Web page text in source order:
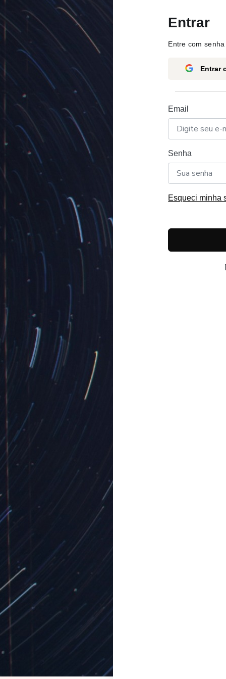
Entrar
Entre com
Entrar
Email
Senha
Esqueci minha